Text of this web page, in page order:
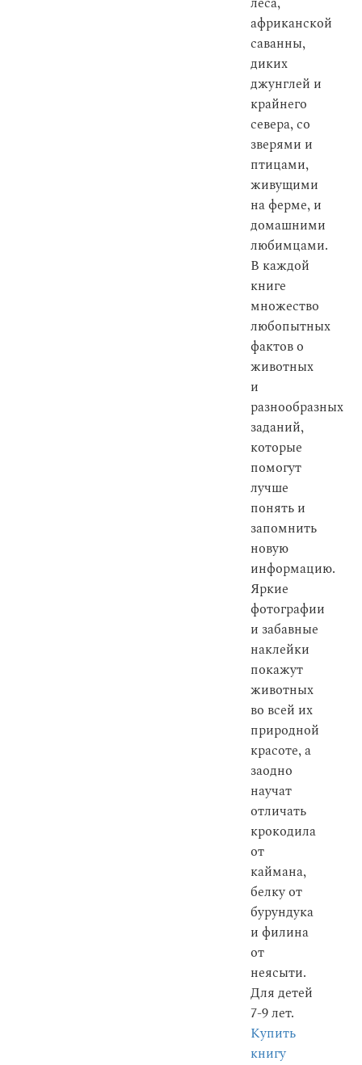
африканской
саванны,
диких
джунглей и
крайнего
севера, со
зверями и
птицами,
живущими
на ферме, и
домашними
любимцами.
В каждой
книге
множество
любопытных
фактов о
животных
и
разнообразных
заданий,
которые
помогут
лучше
понять и
запомнить
новую
информацию.
Яркие
фотографии
и забавные
наклейки
покажут
животных
во всей их
природной
красоте, а
заодно
научат
отличать
крокодила
от
каймана,
белку от
бурундука
и филина
от
неясыти.
Для детей
7-9 лет.
Купить
книгу